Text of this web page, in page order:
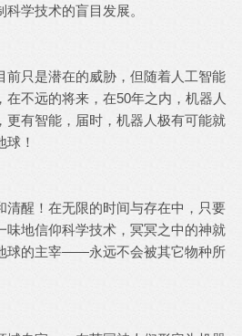
学技术的盲目发展。
前只是潜在的威胁，但随着人工智能
在不远的将来，在50年之内，机器人
更有智能，届时，机器人极有可能就
！
清醒！在无限的时间与存在中，只要
味地信仰科学技术，冥冥之中的神就
球的主宰——永远不会被其它物种所